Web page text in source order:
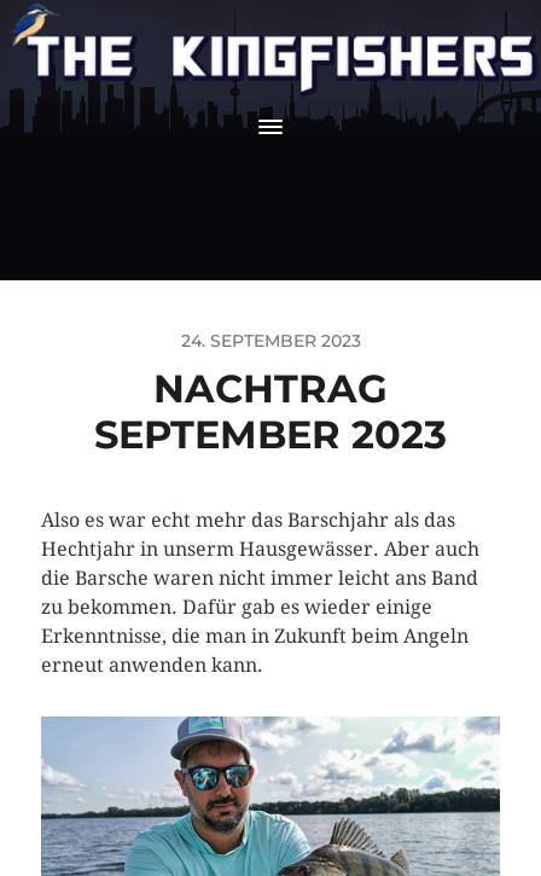
24. SEPTEMBER 2023
NACHTRAG
SEPTEMBER 2023
Also es war echt mehr das Barschjahr als das
Hechtjahr in unserm Hausgewässer. Aber auch
die Barsche waren nicht immer leicht ans Band
zu bekommen. Dafür gab es wieder einige
Erkenntnisse, die man in Zukunft beim Angeln
erneut anwenden kann.